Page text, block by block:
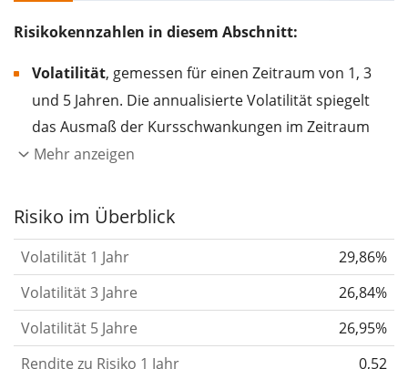
Risikokennzahlen in diesem Abschnitt:
Volatilität, gemessen für einen Zeitraum von 1, 3
und 5 Jahren. Die annualisierte Volatilität spiegelt
das Ausmaß der Kursschwankungen im Zeitraum
eines Jahres wider.
Aktie, des ETF, usw.) in der Vergangenheit
gelten im Allgemeinen als risikoreicher. Wir
berechnen die Volatilität auf Basis der Daten der
letzten 1, 3 und 5 Jahre, damit du sehen kannst, ob
die Kursschwankungen im Laufe der Zeit stärker
oder schwächer wurden. Weitere Informationen
Mehr anzeigen
Risiko im Überblick
Volatilität 1 Jahr
29,86%
Volatilität 3 Jahre
26,84%
Volatilität 5 Jahre
26,95%
Rendite zu Risiko 1 Jahr
0,52